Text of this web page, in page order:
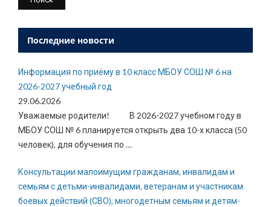
Последние новости
Информация по приёму в 10 класс МБОУ СОШ № 6 на
2026-2027 учебный год
29.06.2026
Уважаемые родители! В 2026-2027 учебном году в
МБОУ СОШ № 6 планируется открыть два 10-х класса (50
человек), для обучения по …
Консультации малоимущим гражданам, инвалидам и
семьям с детьми-инвалидами, ветеранам и участникам
боевых действий (СВО), многодетным семьям и детям-